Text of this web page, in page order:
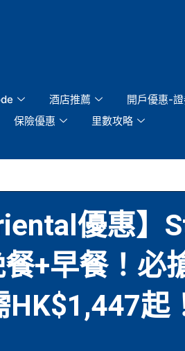
酒店推薦
開戶優惠-
保險優惠 里數攻略
優惠】
+早餐！必
起